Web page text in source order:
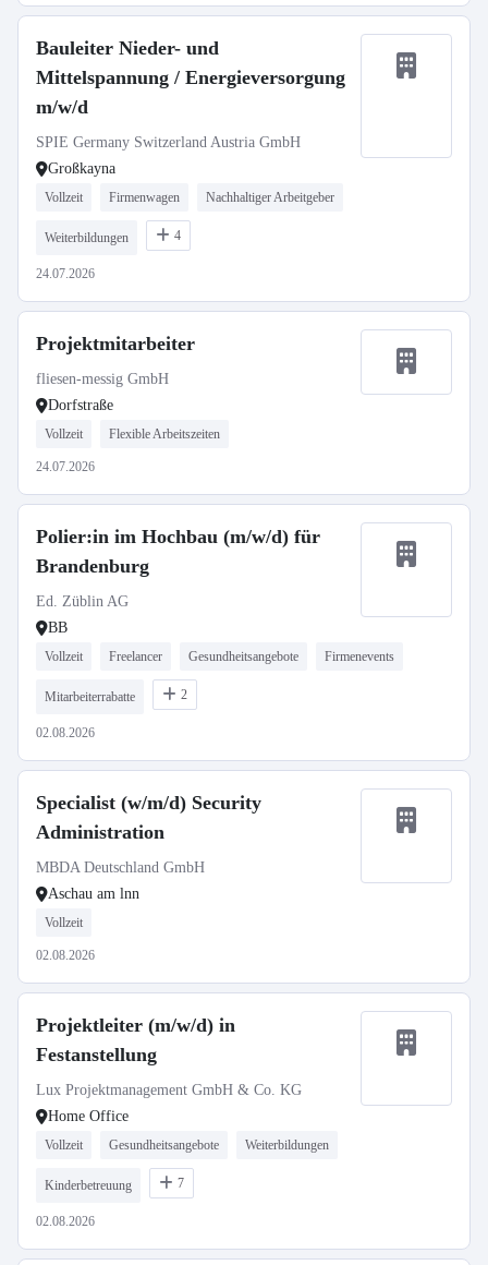
Bauleiter Nieder- und
Mittelspannung / Energieversorgung
m/w/d
SPIE Germany Switzerland Austria GmbH
Großkayna
Vollzeit Firmenwagen Nachhaltiger Arbeitgeber
Weiterbildungen 4
24.07.2026
Projektmitarbeiter
fliesen-messig GmbH
Dorfstraße
Vollzeit Flexible Arbeitszeiten
24.07.2026
Polier:in im Hochbau (m/w/d) für
Brandenburg
Ed. Züblin AG
BB
Vollzeit Freelancer Gesundheitsangebote Firmenevents
Mitarbeiterrabatte 2
02.08.2026
Specialist (w/m/d) Security
Administration
MBDA Deutschland GmbH
Aschau am lnn
Vollzeit
02.08.2026
Projektleiter (m/w/d) in
Festanstellung
Lux Projektmanagement GmbH & Co. KG
Home Office
Vollzeit Gesundheitsangebote Weiterbildungen
Kinderbetreuung 7
02.08.2026